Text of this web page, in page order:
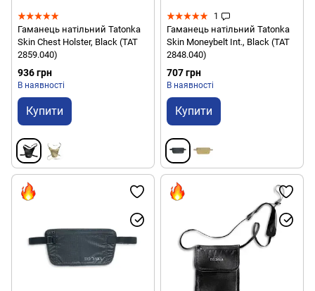
Гаманець натільний Tatonka
Skin Chest Holster, Black (TAT
2859.040)
936 грн
В наявності
Купити
1
Гаманець натільний Tatonka
Skin Moneybelt Int., Black (TAT
2848.040)
707 грн
В наявності
Купити